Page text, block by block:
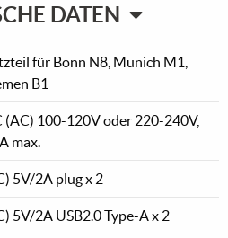
DATEN
für Bonn N8, Munich M1,
B1
(AC) 100-120V oder 220-240V,
max.
5V/2A plug x 2
5V/2A USB2.0 Type-A x 2